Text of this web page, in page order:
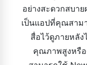
อย่างสะดวกสบา
เป็นแอปที่คุณสาม
สื่อไว้ดูภายหลั
คุณภาพสูงหรื